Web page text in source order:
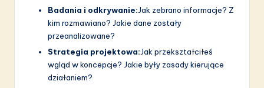
Badania i odkrywanie:Jak zebrano informacje? Z
kim rozmawiano? Jakie dane zostały
przeanalizowane?
Strategia projektowa:Jak przekształciłeś
wgląd w koncepcje? Jakie były zasady kierujące
działaniem?